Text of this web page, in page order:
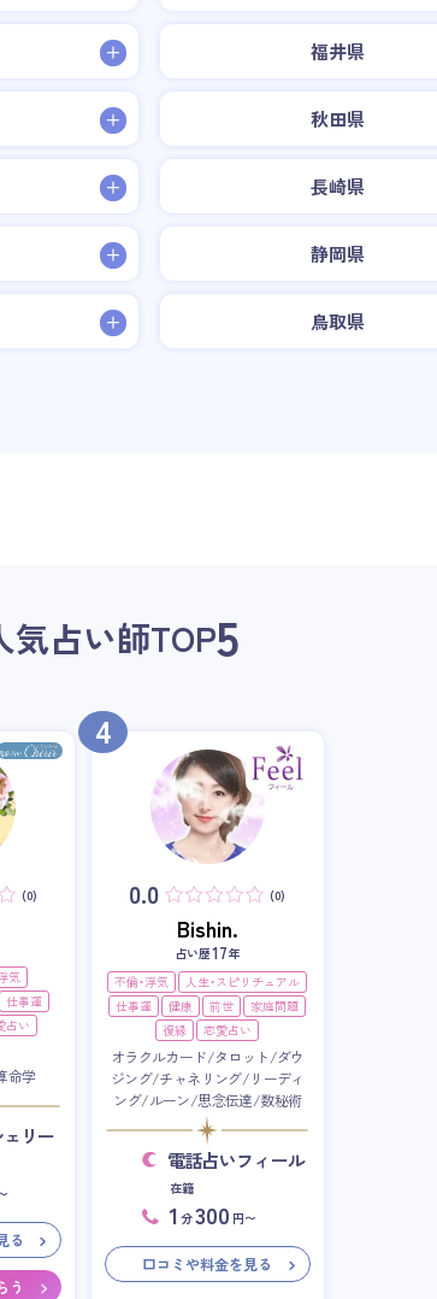
福井県
秋田県
長崎県
静岡県
鳥取県
気占い師TOP5
(0)
気
仕事運
占い
命学
リー
る
う
4
0.0 (0)
Bishin.
占い歴17年
不倫・浮気
人生・スピリチュアル
仕事運
健康 前世
家庭問題
復縁
恋愛占い
オラクルカード/タロット/ダウ
ジング/チャネリング/リーディ
ング/ルーン/思念伝達/数秘術
電話占いフィール
在籍
1 分300 円〜
口コミや料金を見る